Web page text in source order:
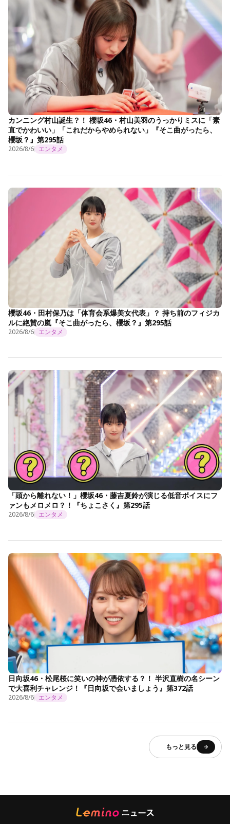
カンニング村山誕生？！ 櫻坂46・村山美羽のうっかりミスに「素
直でかわいい」「これだからやめられない」『そこ曲がったら、
櫻坂？』第295話
2026/8/6 エンタメ
櫻坂46・田村保乃は「体育会系爆美女代表」？ 持ち前のフィジカ
ルに絶賛の嵐『そこ曲がったら、櫻坂？』第295話
2026/8/6 エンタメ
「頭から離れない！」櫻坂46・藤吉夏鈴が演じる低音ボイスにフ
ァンもメロメロ？！『ちょこさく』第295話
2026/8/6 エンタメ
日向坂46・松尾桜に笑いの神が憑依する？！ 半沢直樹の名シーン
で大喜利チャレンジ！『日向坂で会いましょう』第372話
2026/8/6 エンタメ
もっと見る